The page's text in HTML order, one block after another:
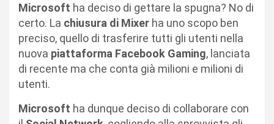
Microsoft ha deciso di gettare la spugna? No di
certo. La chiusura di Mixer ha uno scopo ben
preciso, quello di trasferire tutti gli utenti nella
nuova piattaforma Facebook Gaming, lanciata
di recente ma che conta già milioni e milioni di
utenti.
Microsoft ha dunque deciso di collaborare con